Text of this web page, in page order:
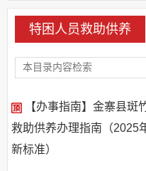
特困人员救助供养
【办事指南】金寨县斑
救助供养办理指南（2025
新标准）